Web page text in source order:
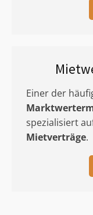
Einer der
spezialisiert
Mietverträge.